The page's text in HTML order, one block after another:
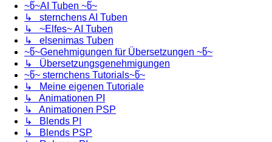
~წ~AI Tuben ~წ~
↳ sternchens AI Tuben
↳ ~Elfes~ AI Tuben
↳ elsenimas Tuben
~წ~Genehmigungen für Übersetzungen ~წ~
↳ Übersetzungsgenehmigungen
~წ~ sternchens Tutorials~წ~
↳ Meine eigenen Tutoriale
↳ Animationen PI
↳ Animationen PSP
↳ Blends PI
↳ Blends PSP